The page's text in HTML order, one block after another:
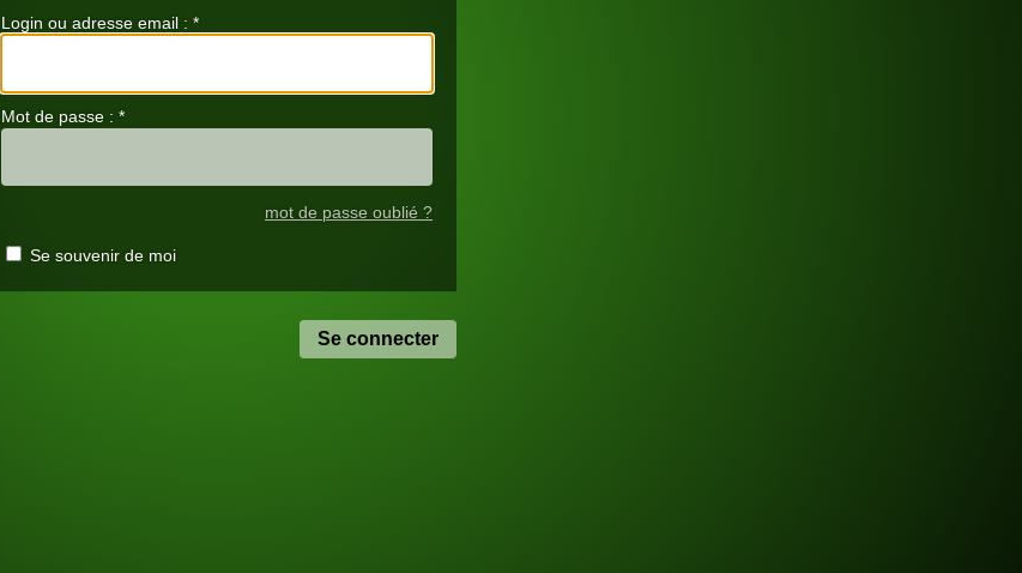
Login ou adresse email : *
Mot de passe : *
mot de passe oublié ?
Se souvenir de moi